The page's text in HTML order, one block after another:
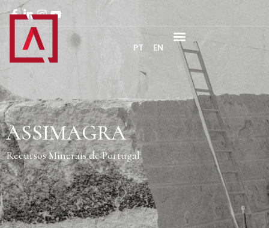
PT EN
ASSIMAGRA
Recursos Minerais de Portugal